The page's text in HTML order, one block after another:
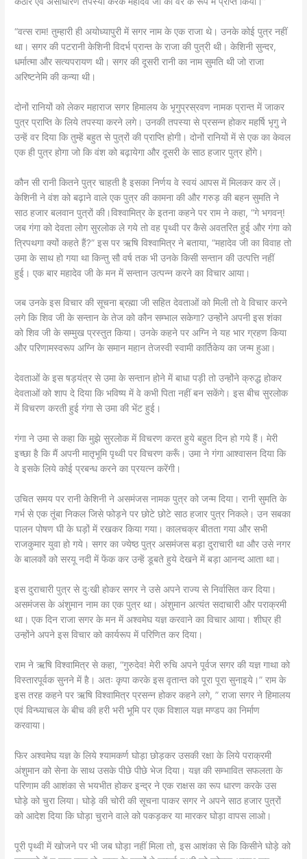
“वत्स राम! तुम्हारी ही अयोध्यापुरी में सगर नाम के एक राजा थे। उनके कोई पुत्र नहीं
था। सगर की पटरानी केशिनी विदर्भ प्रान्त के राजा की पुत्री थी। केशिनी सुन्दर,
धर्मात्मा और सत्यपरायण थी। सगर की दूसरी रानी का नाम सुमति थी जो राजा
अरिष्टनेमि की कन्या थी।
दोनों रानियों को लेकर महाराज सगर हिमालय के भृगुप्रस्रवण नामक प्रान्त में जाकर
पुत्र प्राप्ति के लिये तपस्या करने लगे। उनकी तपस्या से प्रसन्न होकर महर्षि भृगु ने
उन्हें वर दिया कि तुम्हें बहुत से पुत्रों की प्राप्ति होगी। दोनों रानियों में से एक का केवल
एक ही पुत्र होगा जो कि वंश को बढ़ायेगा और दूसरी के साठ हजार पुत्र होंगे।
कौन सी रानी कितने पुत्र चाहती है इसका निर्णय वे स्वयं आपस में मिलकर कर लें।
केशिनी ने वंश को बढ़ाने वाले एक पुत्र की कामना की और गरुड़ की बहन सुमति ने
साठ हजार बलवान पुत्रों की।विश्वामित्र के इतना कहने पर राम ने कहा, “गे भगवन्!
जब गंगा को देवता लोग सुरलोक ले गये तो वह पृथ्वी पर कैसे अवतरित हुई और गंगा को
त्रिपथगा क्यों कहते हैं?” इस पर ऋषि विश्वामित्र ने बताया, “महादेव जी का विवाह तो
उमा के साथ हो गया था किन्तु सौ वर्ष तक भी उनके किसी सन्तान की उत्पत्ति नहीं
हुई। एक बार महादेव जी के मन में सन्तान उत्पन्न करने का विचार आया।
जब उनके इस विचार की सूचना ब्रह्मा जी सहित देवताओं को मिली तो वे विचार करने
लगे कि शिव जी के सन्तान के तेज को कौन सम्भाल सकेगा? उन्होंने अपनी इस शंका
को शिव जी के सम्मुख प्रस्तुत किया। उनके कहने पर अग्नि ने यह भार ग्रहण किया
और परिणामस्वरूप अग्नि के समान महान तेजस्वी स्वामी कार्तिकेय का जन्म हुआ।
देवताओं के इस षड़यंत्र से उमा के सन्तान होने में बाधा पड़ी तो उन्होंने क्रुद्ध होकर
देवताओं को शाप दे दिया कि भविष्य में वे कभी पिता नहीं बन सकेंगे। इस बीच सुरलोक
में विचरण करती हुई गंगा से उमा की भेंट हुई।
गंगा ने उमा से कहा कि मुझे सुरलोक में विचरण करत हुये बहुत दिन हो गये हैं। मेरी
इच्छा है कि मैं अपनी मातृभूमि पृथ्वी पर विचरण करूँ। उमा ने गंगा आश्वासन दिया कि
वे इसके लिये कोई प्रबन्ध करने का प्रयत्न करेंगी।
उचित समय पर रानी केशिनी ने असमंजस नामक पुत्र को जन्म दिया। रानी सुमति के
गर्भ से एक तूंबा निकल जिसे फोड़ने पर छोटे छोटे साठ हजार पुत्र निकले। उन सबका
पालन पोषण घी के घड़ों में रखकर किया गया। कालचक्र बीतता गया और सभी
राजकुमार युवा हो गये। सगर का ज्येष्ठ पुत्र असमंजस बड़ा दुराचारी था और उसे नगर
के बालकों को सरयू नदी में फेंक कर उन्हें डूबते हुये देखने में बड़ा आनन्द आता था।
इस दुराचारी पुत्र से दुःखी होकर सगर ने उसे अपने राज्य से निर्वासित कर दिया।
असमंजस के अंशुमान नाम का एक पुत्र था। अंशुमान अत्यंत सदाचारी और पराक्रमी
था। एक दिन राजा सगर के मन में अश्वमेघ यज्ञ करवाने का विचार आया। शीघ्र ही
उन्होंने अपने इस विचार को कार्यरूप में परिणित कर दिया।
राम ने ऋषि विश्वामित्र से कहा, “गुरुदेव! मेरी रुचि अपने पूर्वज सगर की यज्ञ गाथा को
विस्तारपूर्वक सुनने में है। अतः कृपा करके इस वृतान्त को पूरा पूरा सुनाइये।” राम के
इस तरह कहने पर ऋषि विश्वामित्र प्रसन्न होकर कहने लगे, ” राजा सगर ने हिमालय
एवं विन्ध्याचल के बीच की हरी भरी भूमि पर एक विशाल यज्ञ मण्डप का निर्माण
करवाया।
फिर अश्वमेघ यज्ञ के लिये श्यामकर्ण घोड़ा छोड़कर उसकी रक्षा के लिये पराक्रमी
अंशुमान को सेना के साथ उसके पीछे पीछे भेज दिया। यज्ञ की सम्भावित सफलता के
परिणाम की आशंका से भयभीत होकर इन्द्र ने एक राक्षस का रूप धारण करके उस
घोड़े को चुरा लिया। घोड़े की चोरी की सूचना पाकर सगर ने अपने साठ हजार पुत्रों
को आदेश दिया कि घोड़ा चुराने वाले को पकड़कर या मारकर घोड़ा वापस लाओ।
पूरी पृथ्वी में खोजने पर भी जब घोड़ा नहीं मिला तो, इस आशंका से कि किसीने घोड़े को